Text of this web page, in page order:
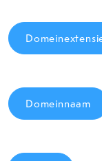
Domeinnaam